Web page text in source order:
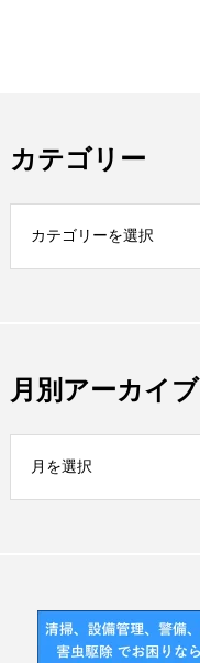
カテゴリー
月別アーカイブ